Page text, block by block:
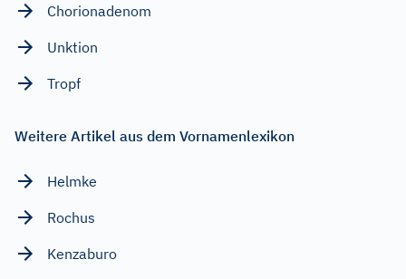
Chorionadenom
Unktion
Tropf
Weitere Artikel aus dem Vornamenlexikon
Helmke
Rochus
Kenzaburo